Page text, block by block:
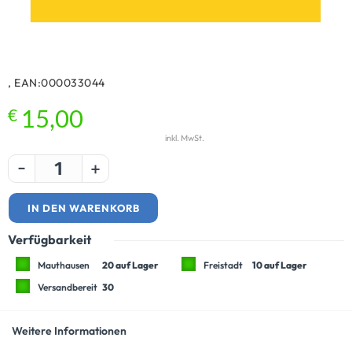
, EAN:000033044
€ 15,00
inkl. MwSt.
- +
IN DEN WARENKORB
Weitere Informationen
Verfügbarkeit
Mauthausen 20 auf Lager Freistadt
10 auf Lager
Versandbereit 30